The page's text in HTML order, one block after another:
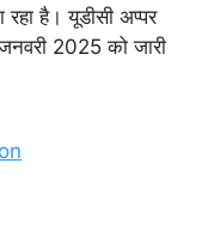
है। यूडीसी अप्पर
2025 को जारी